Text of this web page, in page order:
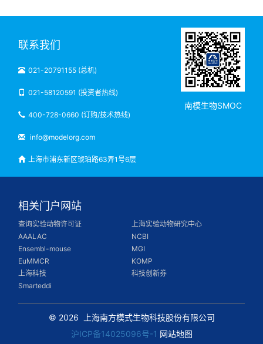
联系我们
021-20791155 (总机)
021-58120591 (投资者热线)
400-728-0660 (订购/技术热线)
info@modelorg.com
上海市浦东新区琥珀路63弄1号6层
南模生物SMOC
相关门户网站
查询实验动物许可证
上海实验动物研究中心
AAALAC
NCBI
Ensembl-mouse
MGI
EuMMCR
KOMP
上海科技
科技创新券
Smarteddi
© 2026
上海南方模式生物科技股份有限公司
沪ICP备14025096号-1 网站地图